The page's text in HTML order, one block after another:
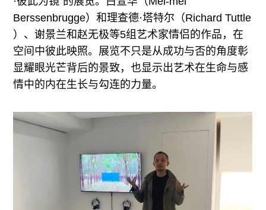
Berssenbrugge）和理查德·塔特尔（Richard Tuttle
）、谢景兰和赵无极等5组艺术家情侣的作品，在
空间中彼此映照。展览不只是从成功与否的角度彰
显耀眼光芒背后的景致，也显示出艺术在生命与感
情中的内在生长与勾连的力量。